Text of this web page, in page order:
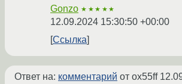
Gonzo ★★★★★
12.09.2024 15:30:50 +00:00
Ссылка
Ответ на: комментарий от ox55ff